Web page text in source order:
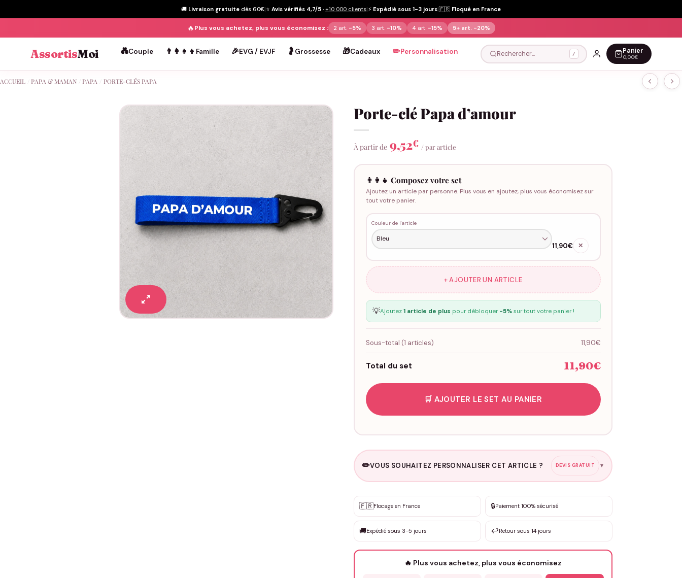
🚚 Livraison gratuite dès 60€|⭐ Avis vérifiés 4,7/5 · +10 000 clients|⚡ Expédié sous 1-3 jours|🇫🇷 Floqué en France
🔥Plus vous achetez, plus vous économisez : 2 art. -5% 3 art. -10% 4 art. -15% 5+ art. -20%
AssortisMoi 💑Couple 👨‍👩‍👧‍👦 Famille 🎉EVG / EVJF 🤰 Grossesse 🎁Cadeaux ✏️Personnalisation Rechercher… / Panier
0,00€
ACCUEIL PAPA & MAMAN PAPA PORTE-CLÉS PAPA
Porte-clé Papa d’amour
À partir de 9,52€ / par article
👨‍👩‍👧 Composez votre set
Ajoutez un article par personne. Plus vous en ajoutez, plus vous économisez sur
tout votre panier.
Couleur de l'article
11,90€ ✕
+ AJOUTER UN ARTICLE
💡Ajoutez 1 article de plus pour débloquer -5%sur tout votre panier !
Sous-total (1 articles) 11,90€
Total du set 11,90€
🛒 AJOUTER LE SET AU PANIER
✏️VOUS SOUHAITEZ PERSONNALISER CET ARTICLE ? DEVIS GRATUIT ▼
✨ Personnalisation sur mesure
DEVIS GRATUIT · Personnalisation de 3 à 10€ selon la demande
Que souhaitez-vous ?
🇫🇷Flocage en France 🔒Paiement 100% sécurisé
🚚Expédié sous 3-5 jours ↩️Retour sous 14 jours
🔥 Plus vous achetez, plus vous économisez